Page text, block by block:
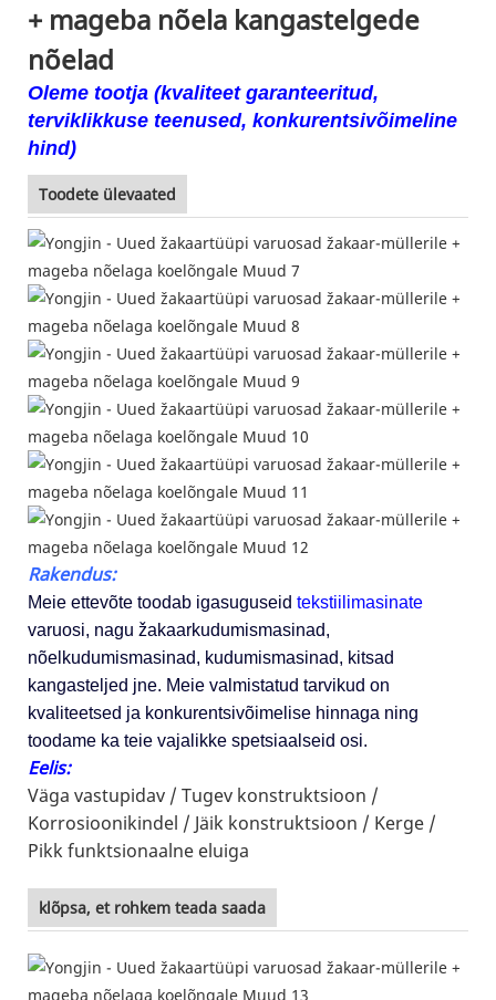
+ mageba nõela kangastelgede
nõelad
Oleme tootja (kvaliteet garanteeritud,
terviklikkuse teenused, konkurentsivõimeline
hind)
Toodete ülevaated
Rakendus:
Meie ettevõte toodab igasuguseid tekstiilimasinate
varuosi, nagu žakaarkudumismasinad,
nõelkudumismasinad, kudumismasinad, kitsad
kangasteljed jne. Meie valmistatud tarvikud on
kvaliteetsed ja konkurentsivõimelise hinnaga ning
toodame ka teie vajalikke spetsiaalseid osi.
Eelis:
Väga vastupidav / Tugev konstruktsioon /
Korrosioonikindel / Jäik konstruktsioon / Kerge /
Pikk funktsionaalne eluiga
klõpsa, et rohkem teada saada